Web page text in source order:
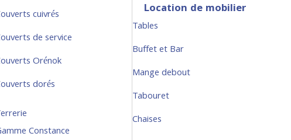
cuivrés
de service
Orénok
dorés
Constance
Location de mobilier
Tables
Buffet et Bar
Mange debout
Tabouret
Chaises